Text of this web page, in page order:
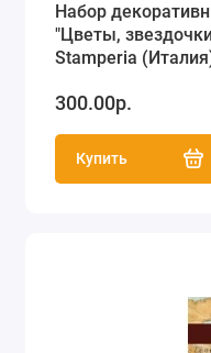
Набор
"Цветы,
Stamperia
300.00р.
Купить